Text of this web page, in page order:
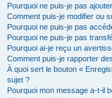
Pourquoi ne puis-je pas
Comment puis-je modifier ou
Pourquoi ne puis-je pas
Pourquoi ne puis-je pas
Pourquoi ai-je reçu un
Comment puis-je rapporter
À quoi sert le bouton «
sujet ?
Pourquoi mon message a-t-il